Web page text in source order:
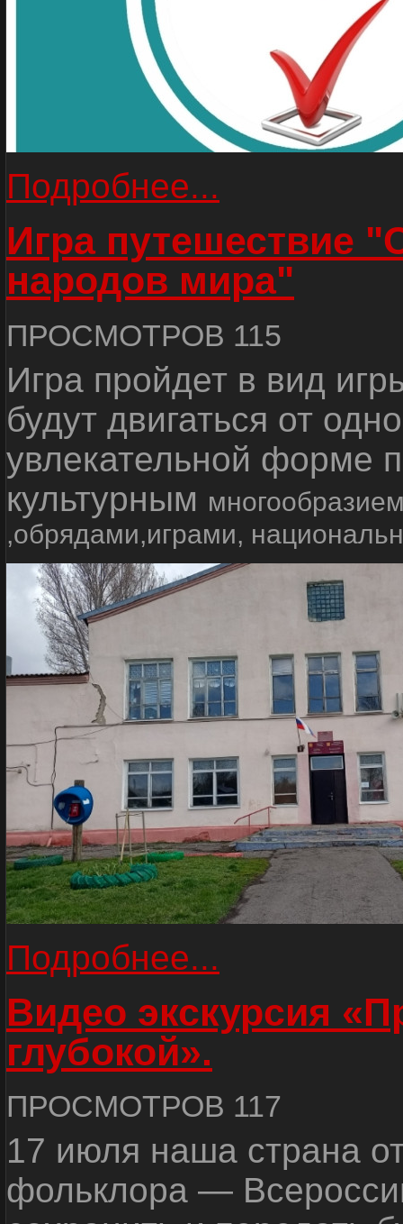
Подробнее...
Игра путешествие
народов мира"
ПРОСМОТРОВ 115
Игра пройдет в вид
будут двигаться от
увлекательной форме
культурным
,обрядами,играми,
Подробнее...
Видео экскурсия
глубокой».
ПРОСМОТРОВ 117
17 июля наша страна
фольклора —